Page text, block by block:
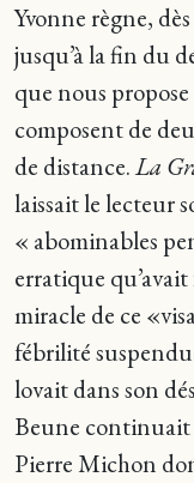
Yvonne règne,
jusqu’à la fin du
que nous
composent de
de distance.La
laissait le lecteur
« abominables
erratique
miracle de ce
fébrilité
lovait dans son
Beune continuait
Pierre Michon